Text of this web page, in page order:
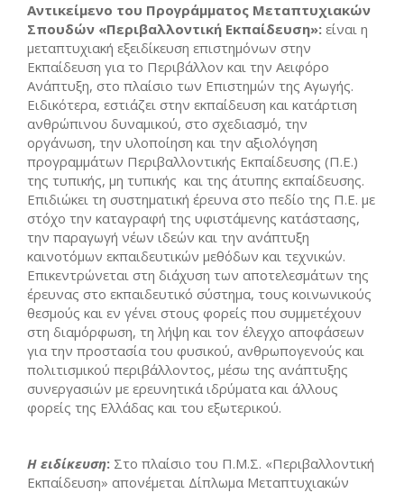
Αντικείμενο του Προγράμματος Μεταπτυχιακών
Σπουδών «Περιβαλλοντική Εκπαίδευση»: είναι η
μεταπτυχιακή εξειδίκευση επιστημόνων στην
Εκπαίδευση για το Περιβάλλον και την Αειφόρο
Ανάπτυξη, στο πλαίσιο των Επιστημών της Αγωγής.
Ειδικότερα, εστιάζει στην εκπαίδευση και κατάρτιση
ανθρώπινου δυναμικού, στο σχεδιασμό, την
οργάνωση, την υλοποίηση και την αξιολόγηση
προγραμμάτων Περιβαλλοντικής Εκπαίδευσης (Π.Ε.)
της τυπικής, μη τυπικής και της άτυπης εκπαίδευσης.
Επιδιώκει τη συστηματική έρευνα στο πεδίο της Π.Ε. με
στόχο την καταγραφή της υφιστάμενης κατάστασης,
την παραγωγή νέων ιδεών και την ανάπτυξη
καινοτόμων εκπαιδευτικών μεθόδων και τεχνικών.
Επικεντρώνεται στη διάχυση των αποτελεσμάτων της
έρευνας στο εκπαιδευτικό σύστημα, τους κοινωνικούς
θεσμούς και εν γένει στους φορείς που συμμετέχουν
στη διαμόρφωση, τη λήψη και τον έλεγχο αποφάσεων
για την προστασία του φυσικού, ανθρωπογενούς και
πολιτισμικού περιβάλλοντος, μέσω της ανάπτυξης
συνεργασιών με ερευνητικά ιδρύματα και άλλους
φορείς της Ελλάδας και του εξωτερικού.
Η ειδίκευση: Στο πλαίσιο του Π.Μ.Σ. «Περιβαλλοντική
Εκπαίδευση» απονέμεται Δίπλωμα Μεταπτυχιακών